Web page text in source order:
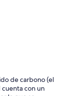
de carbono (el
con un